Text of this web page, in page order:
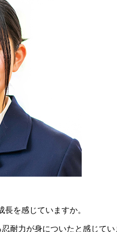
を感じていますか。
耐力が身についたと感じて